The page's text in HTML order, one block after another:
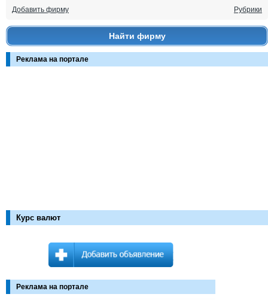
Добавить фирму Рубрики
Найти фирму
Реклама на портале
Курс валют
Реклама на портале